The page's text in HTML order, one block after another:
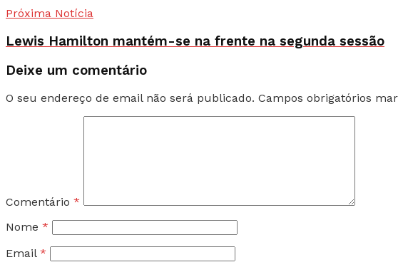
Próxima Notícia
Lewis Hamilton mantém-se na frente na segunda sessão
Deixe um comentário
O seu endereço de email não será publicado. Campos obrigatórios
Comentário *
Nome *
Email *